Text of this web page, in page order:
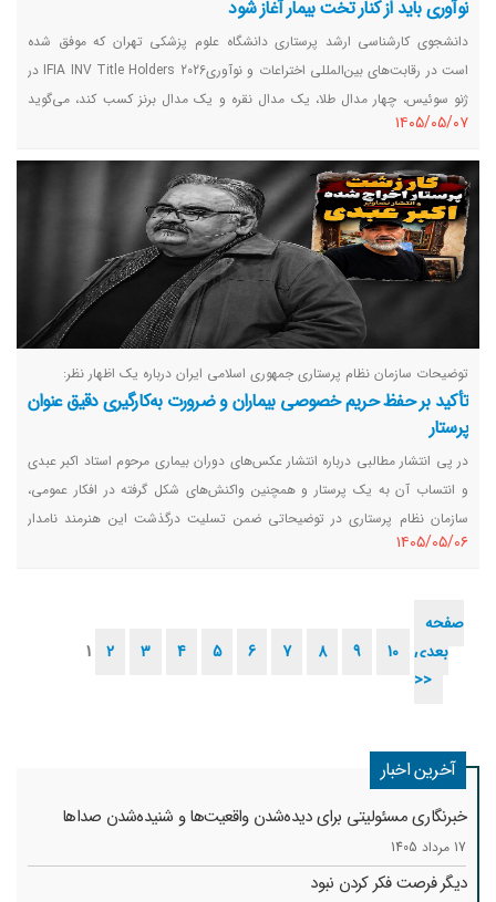
نوآوری باید از کنار تخت بیمار آغاز شود
دانشجوی کارشناسی ارشد پرستاری دانشگاه علوم پزشکی تهران که موفق شده
است در رقابت‌های بین‌المللی اختراعات و نوآوریIFIA INV Title Holders 2026 در
ژنو سوئیس، چهار مدال طلا، یک مدال نقره و یک مدال برنز کسب کند، می‌گوید
نوآوری در حوزه سلامت زمانی ارزشمند است که پاسخی برای نیازهای واقعی
بیماران و نظام درمان باشد.
١٤٠٥/٠٥/٠٧
توضیحات سازمان نظام پرستاری جمهوری اسلامی ایران درباره یک اظهار نظر:
تأکید بر حفظ حریم خصوصی بیماران و ضرورت به‌کارگیری دقیق عنوان
پرستار
در پی انتشار مطالبی درباره انتشار عکس‌های دوران بیماری مرحوم استاد اکبر عبدی
و انتساب آن به یک پرستار و همچنین واکنش‌های شکل گرفته در افکار عمومی،
سازمان نظام پرستاری در توضیحاتی ضمن تسلیت درگذشت این هنرمند نامدار
کشورمان، با تاکید بر لزوم حفظ حریم خصوصی، صیانت از کرامت انسانی و
١٤٠٥/٠٥/٠٦
1 2 3 4 5 6 7 8 9 10
صفحه
بعدی
>>
آخرین اخبار
خبرنگاری مسئولیتی برای دیده‌شدن واقعیت‌ها و شنیده‌شدن صداها
17 مرداد 1405
دیگر فرصت فکر کردن نبود